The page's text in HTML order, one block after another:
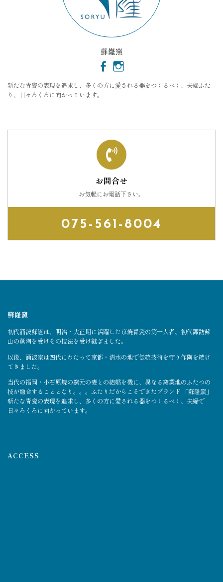
蘇嶐窯
新たな青瓷の表現を追求し、多くの方に愛される器をつくるべく、夫婦ふた
り、日々ろくろに向かっています。
お問合せ
お気軽にお電話下さい。
075-561-8004
蘇嶐窯
初代涌波蘇嶐は、明治・大正期に活躍した京焼青瓷の第一人者、初代諏訪蘇
山の薫陶を受けその技法を受け継ぎました。
以後、涌波家は四代にわたって京都・清水の地で伝統技術を守り作陶を続け
てきました。
当代の福岡・小石原焼の窯元の妻との結婚を機に、異なる窯業地のふたつの
技が融合することとなり。。。ふたりだからこそできたブランド 「蘇嶐窯」
新たな青瓷の表現を追求し、多くの方に愛される器をつくるべく、夫婦で
日々ろくろに向かっています。
ACCESS